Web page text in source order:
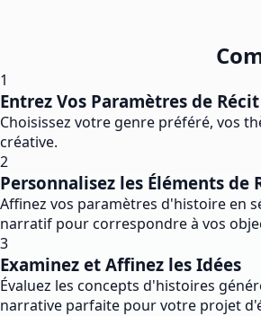
1
Entrez Vos Paramètres de Récit
Choisissez votre genre préféré, vos
créative.
2
Personnalisez les Éléments de
Affinez vos paramètres d'histoire en
narratif pour correspondre à vos
3
Examinez et Affinez les Idées
Évaluez les concepts d'histoires
narrative parfaite pour votre projet